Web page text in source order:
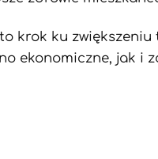
krok ku zwiększeniu
ekonomiczne, jak